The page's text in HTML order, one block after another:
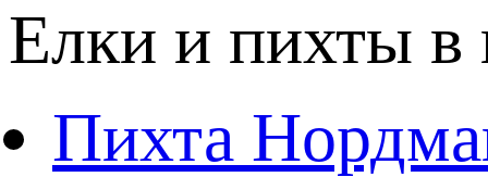
Елки и пихты в
Пихта